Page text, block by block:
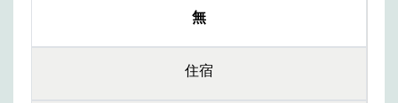
無
住宿